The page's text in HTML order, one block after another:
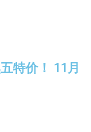
特价！ 11月